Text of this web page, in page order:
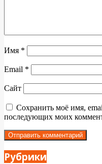
Имя *
Email *
Сайт
Сохранить моё имя,
последующих моих
Рубрики